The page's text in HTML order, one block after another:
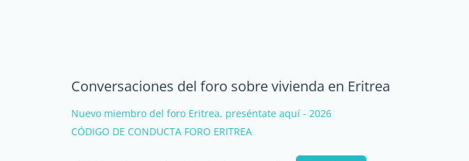
Conversaciones del foro sobre vivienda en Eritrea
Nuevo miembro del foro Eritrea, preséntate aquí - 2026
CÓDIGO DE CONDUCTA FORO ERITREA